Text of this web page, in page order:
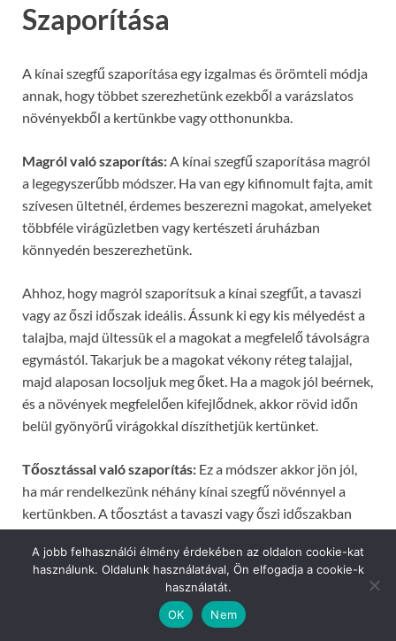
Szaporítása
A kínai szegfű szaporítása egy izgalmas és örömteli módja
annak, hogy többet szerezhetünk ezekből a varázslatos
növényekből a kertünkbe vagy otthonunkba.
Magról való szaporítás:A kínai szegfű szaporítása magról
a legegyszerűbb módszer. Ha van egy kifinomult fajta, amit
szívesen ültetnél, érdemes beszerezni magokat, amelyeket
többféle virágüzletben vagy kertészeti áruházban
könnyedén beszerezhetünk.
Ahhoz, hogy magról szaporítsuk a kínai szegfűt, a tavaszi
vagy az őszi időszak ideális. Ássunk ki egy kis mélyedést a
talajba, majd ültessük el a magokat a megfelelő távolságra
egymástól. Takarjuk be a magokat vékony réteg talajjal,
majd alaposan locsoljuk meg őket. Ha a magok jól beérnek,
és a növények megfelelően kifejlődnek, akkor rövid időn
belül gyönyörű virágokkal díszíthetjük kertünket.
Tőosztással való szaporítás: Ez a módszer akkor jön jól,
ha már rendelkezünk néhány kínai szegfű növénnyel a
kertünkben. A tőosztást a tavaszi vagy őszi időszakban
majd azokat a tőrészüket óvatosan felosztjuk, hogy több
kisebb csemetét kapjunk belőlük. A kis csemetéket
ültessük el új helyekre a megfelelő távolságra, és ne
felejtsük el alaposan meglocsolni őket.
A jobb felhasználói élmény érdekében az oldalon cookie-kat
használunk. Oldalunk használatával, Ön elfogadja a cookie-k
használatát.
OK
Nem